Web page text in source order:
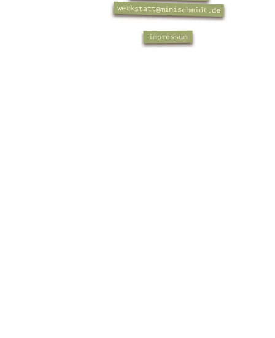
werkstatt@minischmidt.de
impressum